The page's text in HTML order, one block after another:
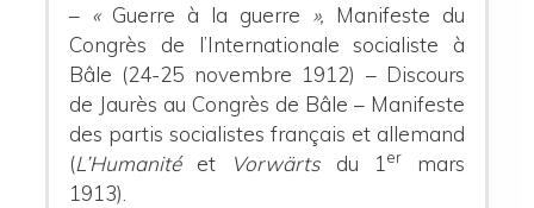
– « Guerre à la guerre », Manifeste du
Congrès de l’Internationale socialiste à
Bâle (24-25 novembre 1912) – Discours
de Jaurès au Congrès de Bâle – Manifeste
des partis socialistes français et allemand
(L’Humanitéet Vorwärts du 1 ermars
1913).